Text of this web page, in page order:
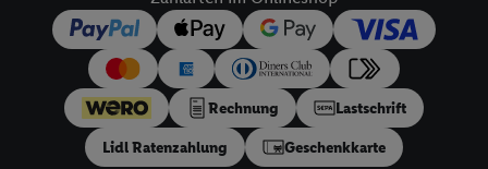
Rechnung Lastschrift
Lidl Ratenzahlung Geschenkkarte